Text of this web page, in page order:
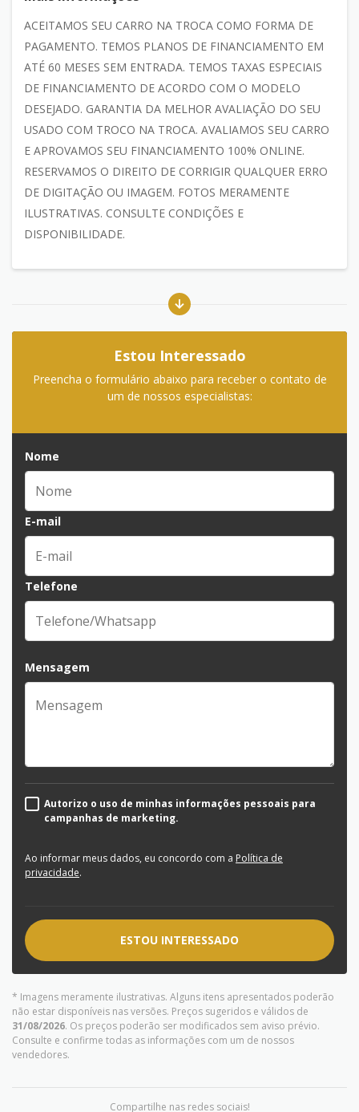
ACEITAMOS SEU CARRO NA TROCA COMO FORMA DE
PAGAMENTO. TEMOS PLANOS DE FINANCIAMENTO EM
ATÉ 60 MESES SEM ENTRADA. TEMOS TAXAS ESPECIAIS
DE FINANCIAMENTO DE ACORDO COM O MODELO
DESEJADO. GARANTIA DA MELHOR AVALIAÇÃO DO SEU
USADO COM TROCO NA TROCA. AVALIAMOS SEU CARRO
E APROVAMOS SEU FINANCIAMENTO 100% ONLINE.
RESERVAMOS O DIREITO DE CORRIGIR QUALQUER ERRO
DE DIGITAÇÃO OU IMAGEM. FOTOS MERAMENTE
ILUSTRATIVAS. CONSULTE CONDIÇÕES E
DISPONIBILIDADE.
Estou Interessado
Preencha o formulário abaixo para receber o contato de
um de nossos especialistas:
Nome
E-mail
Telefone
Mensagem
Autorizo o uso de minhas informações pessoais para
campanhas de marketing.
Ao informar meus dados, eu concordo com a Política de
privacidade.
ESTOU INTERESSADO
* Imagens meramente ilustrativas. Alguns itens apresentados poderão
não estar disponíveis nas versões. Preços sugeridos e válidos de
31/08/2026. Os preços poderão ser modificados sem aviso prévio.
Consulte e confirme todas as informações com um de nossos
vendedores.
Compartilhe nas redes sociais!